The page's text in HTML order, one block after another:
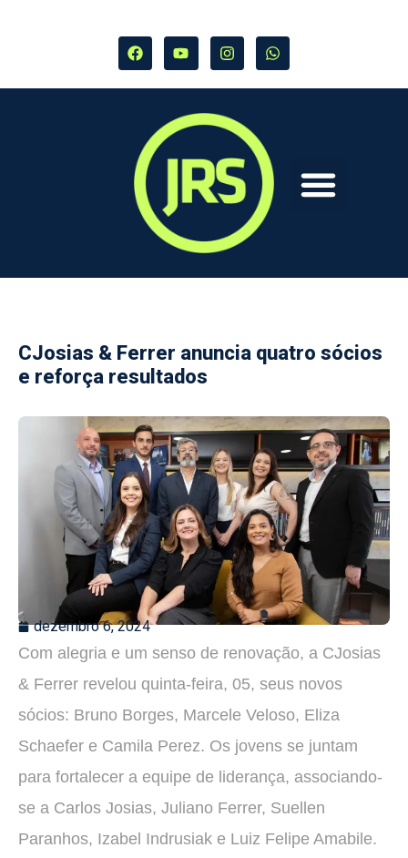
CJosias & Ferrer anuncia quatro sócios
e reforça resultados
dezembro 6, 2024
Com alegria e um senso de renovação, a CJosias
& Ferrer revelou quinta-feira, 05, seus novos
sócios: Bruno Borges, Marcele Veloso, Eliza
Schaefer e Camila Perez. Os jovens se juntam
para fortalecer a equipe de liderança, associando-
se a Carlos Josias, Juliano Ferrer, Suellen
Paranhos, Izabel Indrusiak e Luiz Felipe Amabile.